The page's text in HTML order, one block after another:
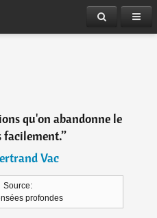
qu'on abandonne le
facilement.”
Vac
Source:
profondes